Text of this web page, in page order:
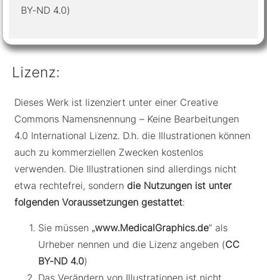
BY-ND 4.0)
Lizenz:
Dieses Werk ist lizenziert unter einer Creative
Commons Namensnennung – Keine Bearbeitungen
4.0 International Lizenz. D.h. die Illustrationen können
auch zu kommerziellen Zwecken kostenlos
verwenden. Die Illustrationen sind allerdings nicht
etwa rechtefrei, sondern die Nutzungen ist unter
folgenden Voraussetzungen gestattet:
Sie müssen „www.MedicalGraphics.de“ als
Urheber nennen und die Lizenz angeben (CC
BY-ND 4.0)
Das Verändern von Illustrationen ist nicht